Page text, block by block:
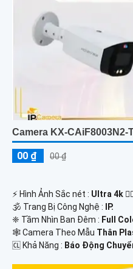
Camera KX-CAiF8003N2-
00 ₫ 00 ₫
️⚡ Hình Ảnh Sắc nét : Ultra 4k
🕉️ Trang Bị Công Nghệ :
IP.
❈ Tầm Nhìn Ban Đêm : Full
🕸️ Camera Theo Mẫu Thân
️🆑 Khả Năng : Báo Động